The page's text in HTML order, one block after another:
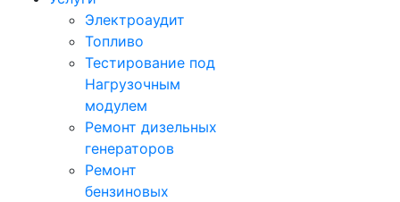
Электроаудит
Топливо
Тестирование под
Нагрузочным
модулем
Ремонт дизельных
генераторов
Ремонт
бензиновых